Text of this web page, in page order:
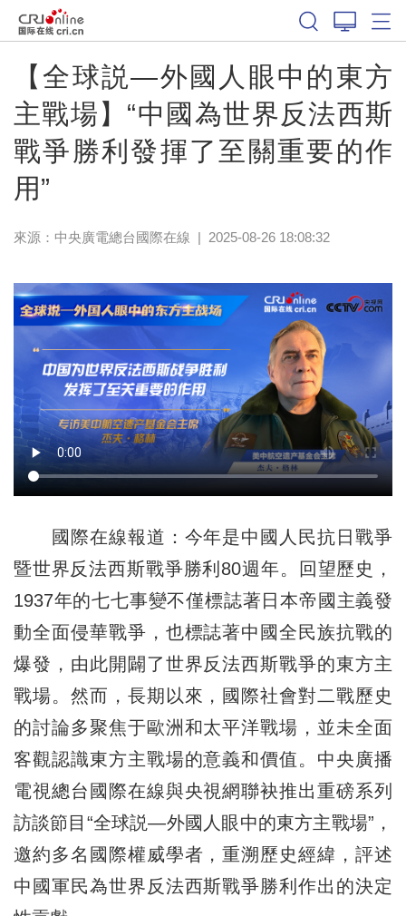
【全球説—外國人眼中的東方
主戰場】“中國為世界反法西斯
戰爭勝利發揮了至關重要的作
用”
來源：中央廣電總台國際在線 | 2025-08-26 18:08:32
國際在線報道：今年是中國人民抗日戰爭
暨世界反法西斯戰爭勝利80週年。回望歷史，
1937年的七七事變不僅標誌著日本帝國主義發
動全面侵華戰爭，也標誌著中國全民族抗戰的
爆發，由此開闢了世界反法西斯戰爭的東方主
戰場。然而，長期以來，國際社會對二戰歷史
的討論多聚焦于歐洲和太平洋戰場，並未全面
客觀認識東方主戰場的意義和價值。中央廣播
電視總台國際在線與央視網聯袂推出重磅系列
訪談節目“全球説—外國人眼中的東方主戰場”，
邀約多名國際權威學者，重溯歷史經緯，評述
中國軍民為世界反法西斯戰爭勝利作出的決定